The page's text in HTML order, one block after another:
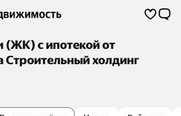
(ЖК) с ипотекой от
Строительный холдинг